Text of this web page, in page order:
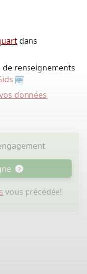
dans
renseignements
données
vous précédée!